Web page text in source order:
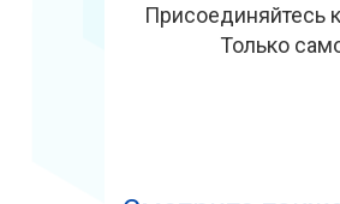
Присоединяйтесь
Только